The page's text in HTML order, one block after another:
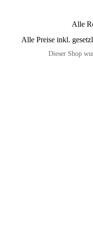
Alle
Alle Preise inkl.
Dieser Shop